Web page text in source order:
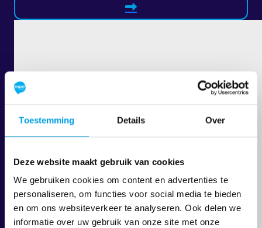
Toestemming Details Over
Deze website maakt gebruik van cookies
We gebruiken cookies om content en advertenties te
personaliseren, om functies voor social media te bieden
en om ons websiteverkeer te analyseren. Ook delen we
informatie over uw gebruik van onze site met onze